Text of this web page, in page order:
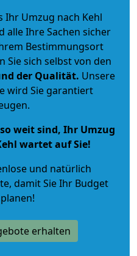
Ihr Umzug nach Kehl
alle Ihre Sachen sicher
Bestimmungsort
Sie sich selbst von den
der Qualität. Unsere
wird Sie garantiert
weit sind, Ihr Umzug
wartet auf Sie!
und natürlich
, damit Sie Ihr Budget
erhalten